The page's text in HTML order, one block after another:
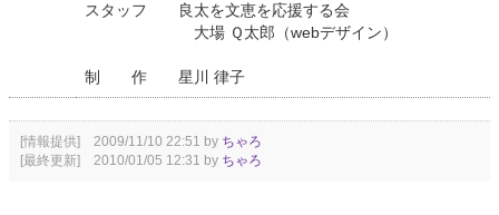
スタッフ 良太を文恵を応援する会
大場 Ｑ太郎（webデザイン）
制 作 星川 律子
[情報提供] 2009/11/10 22:51 by ちゃろ
[最終更新] 2010/01/05 12:31 by ちゃろ